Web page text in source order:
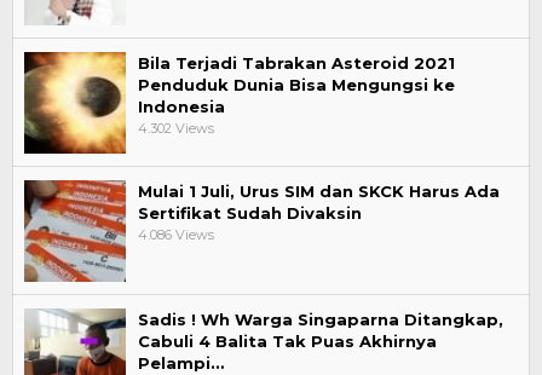
Bila Terjadi Tabrakan Asteroid 2021
Penduduk Dunia Bisa Mengungsi ke
Indonesia
4.302 Views
Mulai 1 Juli, Urus SIM dan SKCK Harus Ada
Sertifikat Sudah Divaksin
4.086 Views
Sadis ! Wh Warga Singaparna Ditangkap,
Cabuli 4 Balita Tak Puas Akhirnya
Pelampi…